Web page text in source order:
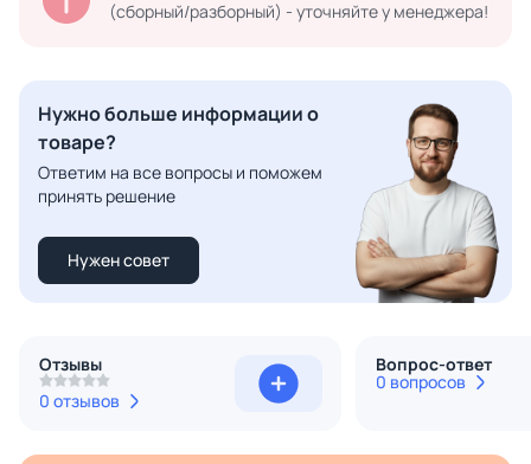
(сборный/разборный) - уточняйте у менеджера!
Нужно больше информации о
товаре?
Ответим на все вопросы и поможем
принять решение
Нужен совет
Отзывы
0 отзывов
Вопрос-ответ
0 вопросов